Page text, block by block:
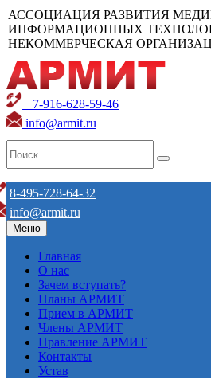
АССОЦИАЦИЯ РАЗВИТИЯ
ИНФОРМАЦИОННЫХ
НЕКОММЕРЧЕСКАЯ
+7-916-628-59-46
info@armit.ru
8-495-728-64-32
info@armit.ru
Меню
Главная
О нас
Зачем вступать?
Планы АРМИТ
Прием в АРМИТ
Члены АРМИТ
Правление АРМИТ
Контакты
Устав